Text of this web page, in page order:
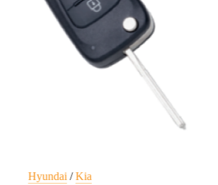
Hyundai /Kia